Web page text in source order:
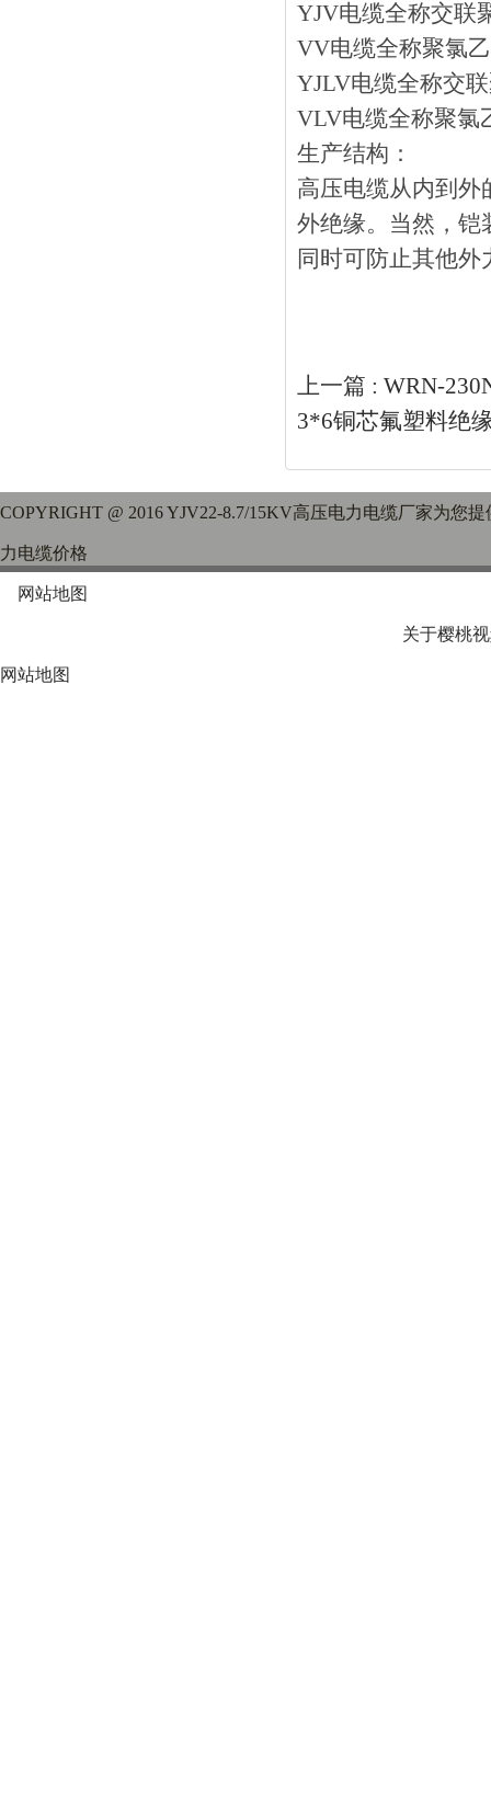
YJV电缆全称交联
VV电缆全称聚氯
YJLV电缆全称交
VLV电缆全称聚氯
生产结构：
高压电缆从内到外的
外绝缘。当然
同时可防止其他外力
上一篇 : WRN-
3*6铜芯氟塑料绝
COPYRIGHT @ 2016 YJV22-8.7/15KV高压电力电缆厂家为您提
力电缆价格
网站地图
关于樱桃
网站地图